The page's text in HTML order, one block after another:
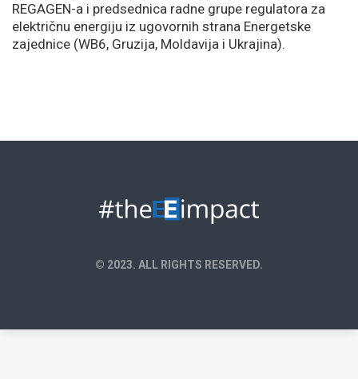
REGAGEN-a i predsednica radne grupe regulatora za
električnu energiju iz ugovornih strana Energetske
zajednice (WB6, Gruzija, Moldavija i Ukrajina).
© 2023. ALL RIGHTS RESERVED.